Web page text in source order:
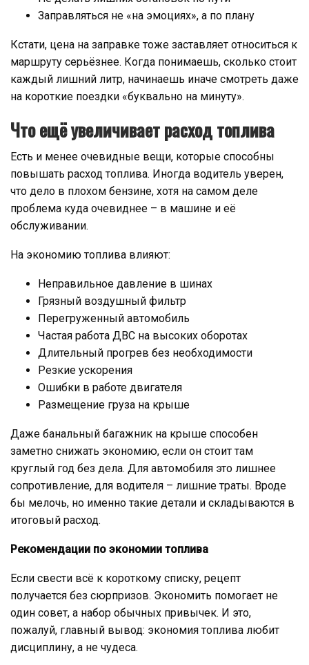
Заправляться не «на эмоциях», а по плану
Кстати, цена на заправке тоже заставляет относиться к
маршруту серьёзнее. Когда понимаешь, сколько стоит
каждый лишний литр, начинаешь иначе смотреть даже
на короткие поездки «буквально на минуту».
Что ещё увеличивает расход топлива
Есть и менее очевидные вещи, которые способны
повышать расход топлива. Иногда водитель уверен,
что дело в плохом бензине, хотя на самом деле
проблема куда очевиднее – в машине и её
обслуживании.
На экономию топлива влияют:
Неправильное давление в шинах
Грязный воздушный фильтр
Перегруженный автомобиль
Частая работа ДВС на высоких оборотах
Длительный прогрев без необходимости
Резкие ускорения
Ошибки в работе двигателя
Размещение груза на крыше
Даже банальный багажник на крыше способен
заметно снижать экономию, если он стоит там
круглый год без дела. Для автомобиля это лишнее
сопротивление, для водителя – лишние траты. Вроде
бы мелочь, но именно такие детали и складываются в
итоговый расход.
Рекомендации по экономии топлива
Если свести всё к короткому списку, рецепт
получается без сюрпризов. Экономить помогает не
один совет, а набор обычных привычек. И это,
пожалуй, главный вывод: экономия топлива любит
дисциплину, а не чудеса.